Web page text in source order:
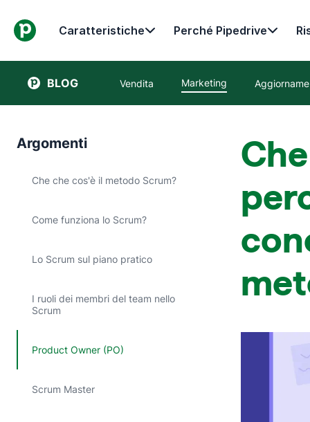
Caratteristiche Perché Pipedrive
BLOG Vendita Marketing
Argomenti
Che che cos'è il metodo Scrum?
Come funziona lo Scrum?
Lo Scrum sul piano pratico
I ruoli dei membri del team nello
Scrum
Product Owner (PO)
Scrum Master